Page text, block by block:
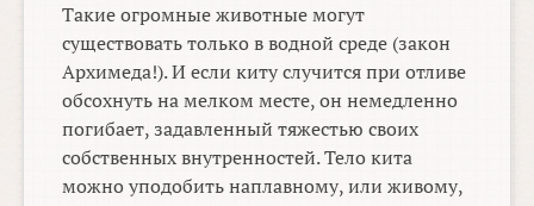
Такие огромные животные могут
существовать только в водной среде (закон
Архимеда!). И если киту случится при отливе
обсохнуть на мелком месте, он немедленно
погибает, задавленный тяжестью своих
собственных внутренностей. Тело кита
можно уподобить наплавному, или живому,